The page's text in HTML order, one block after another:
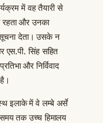
में वह तैयारी से
रहता और उनका
देता। उसके न
एस.पी. सिंह सहित
और निर्विवाद
इलाके में वे लम्बे अर्से
तक उच्च हिमालय